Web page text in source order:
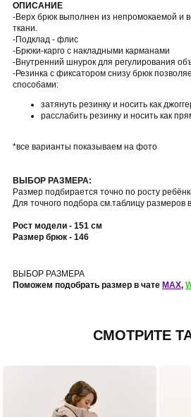
ОПИСАНИЕ
-Верх брюк выполнен из непромокаемой и
ткани.
-Подклад - флис
-Брюки-карго с накладными карманами
-Внутренний шнурок для регулирования
-Резинка с фиксатором снизу брюк
способами:
затянуть резинку и носить как
расслабить резинку и носить как
*все варианты показываем на фото
ВЫБОР РАЗМЕРА:
Размер подбирается точно по росту
Для точного подбора см.таблицу размеров
Рост модели - 151 см
Размер брюк - 146
ВЫБОР РАЗМЕРА
Поможем подобрать размер в чате MAX,
СМОТРИТЕ